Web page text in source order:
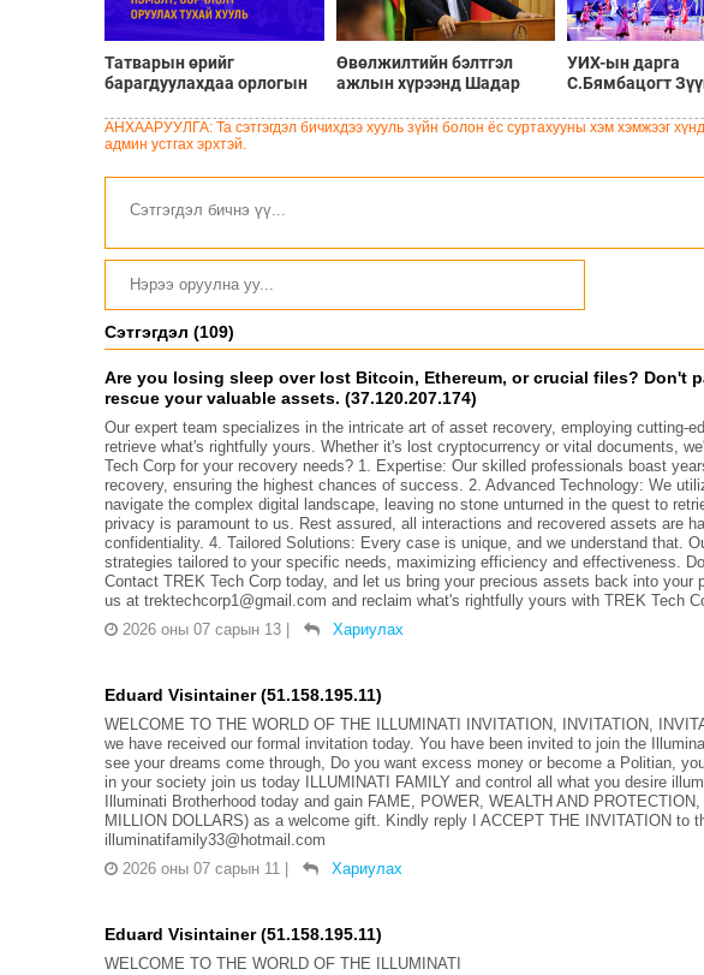
Татварын өрийг
барагдуулахдаа орлогын
үлдээхээр хуульчилж,
татварын тайлангаа
Өвөлжилтийн бэлтгэл
ажлын хүрээнд Шадар
Дорноговь аймагт
УИХ-ын дарга
С.Бямбацогт
волейболын
АНХААРУУЛГА: Та сэтгэгдэл бичихдээ хууль зүйн болон ёс суртахууны хэм хэмжээг
админ устгах эрхтэй.
Сэтгэгдэл (109)
Are you losing sleep over lost Bitcoin, Ethereum, or crucial files? Don't
rescue your valuable assets. (37.120.207.174)
Our expert team specializes in the intricate art of asset recovery, employing cutting-
retrieve what's rightfully yours. Whether it's lost cryptocurrency or vital documents,
Tech Corp for your recovery needs? 1. Expertise: Our skilled professionals boast
recovery, ensuring the highest chances of success. 2. Advanced Technology: We
navigate the complex digital landscape, leaving no stone unturned in the quest to
privacy is paramount to us. Rest assured, all interactions and recovered assets are
confidentiality. 4. Tailored Solutions: Every case is unique, and we understand that.
strategies tailored to your specific needs, maximizing efficiency and effectiveness.
Contact TREK Tech Corp today, and let us bring your precious assets back into your
us at trektechcorp1@gmail.com and reclaim what's rightfully yours with TREK Tech
2026 оны 07 сарын 13
Хариулах
Eduard Visintainer (51.158.195.11)
WELCOME TO THE WORLD OF THE ILLUMINATI INVITATION, INVITATION,
we have received our formal invitation today. You have been invited to join the
see your dreams come through, Do you want excess money or become a Politian,
in your society join us today ILLUMINATI FAMILY and control all what you desire
Illuminati Brotherhood today and gain FAME, POWER, WEALTH AND
MILLION DOLLARS) as a welcome gift. Kindly reply I ACCEPT THE INVITATION to
illuminatifamily33@hotmail.com
2026 оны 07 сарын 11
Хариулах
Eduard Visintainer (51.158.195.11)
WELCOME TO THE WORLD OF THE ILLUMINATI